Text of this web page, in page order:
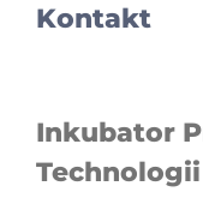
Kontakt
Inkubator
Technologii